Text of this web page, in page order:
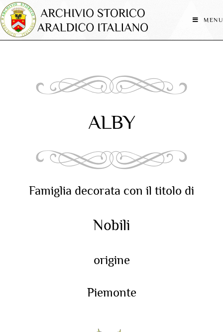
MENU
ALBY
Famiglia decorata con il titolo di
Nobili
origine
Piemonte